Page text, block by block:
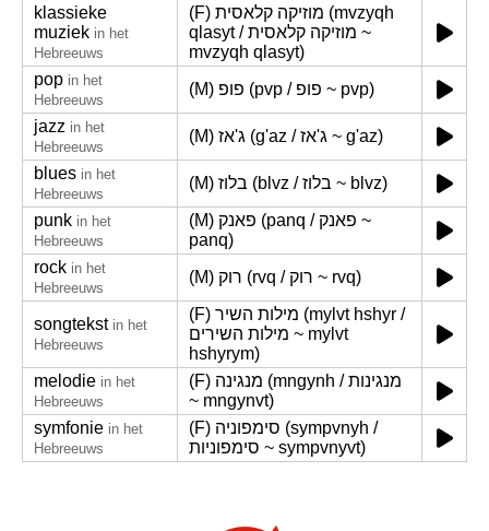
klassieke
muziek in het
Hebreeuws
(F) מוזיקה קלאסית (mvzyqh
qlasyt / מוזיקה קלאסית ~
mvzyqh qlasyt)
pop in het
Hebreeuws
(M) פופ (pvp / פופ ~ pvp)
jazz in het
Hebreeuws
(M) ג'אז (g'az / ג'אז ~ g'az)
blues in het
Hebreeuws
(M) בלוז (blvz / בלוז ~ blvz)
punk in het
Hebreeuws
(M) פאנק (panq / פאנק ~
panq)
rock in het
Hebreeuws
(M) רוק (rvq / רוק ~ rvq)
songtekst in het
Hebreeuws
(F) מילות השיר (mylvt hshyr /
מילות השירים ~ mylvt
hshyrym)
melodie in het
Hebreeuws
(F) מנגינה (mngynh / מנגינות
~ mngynvt)
symfonie in het
Hebreeuws
(F) סימפוניה (sympvnyh /
סימפוניות ~ sympvnyvt)